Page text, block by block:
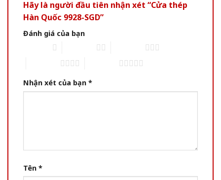
Hãy là người đầu tiên nhận xét “Cửa thép
Hàn Quốc 9928-SGD”
Đánh giá của bạn
Nhận xét của bạn *
Tên *